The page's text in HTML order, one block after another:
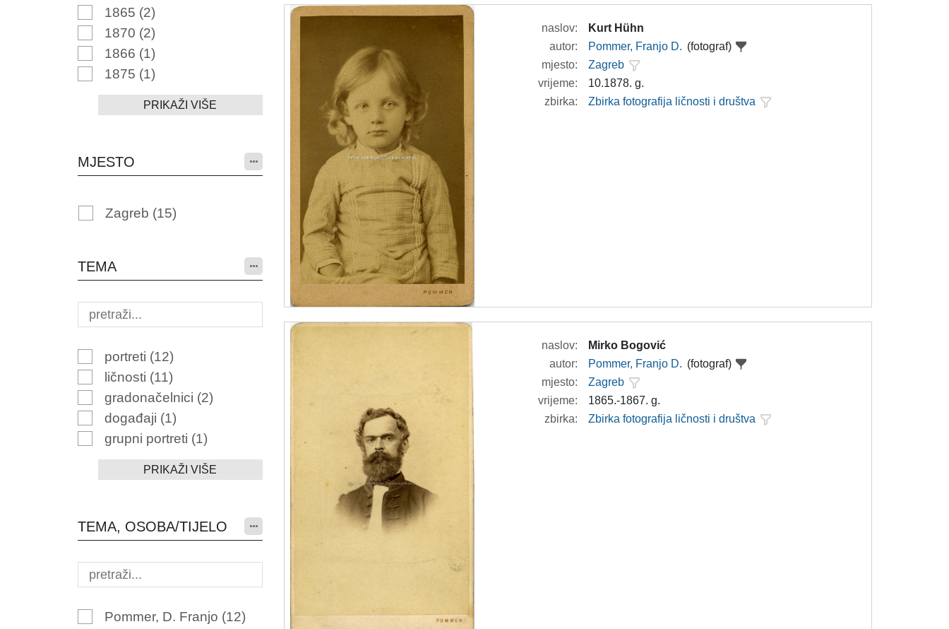
1865 (2)
1870 (2)
1866 (1)
1875 (1)
PRIKAŽI VIŠE
MJESTO
Zagreb (15)
TEMA
portreti (12)
ličnosti (11)
gradonačelnici (2)
događaji (1)
grupni portreti (1)
PRIKAŽI VIŠE
TEMA, OSOBA/TIJELO
Pommer, D. Franjo (12)
naslov:
Kurt Hühn
autor:
Pommer, Franjo D. (fotograf)
mjesto:
Zagreb
vrijeme:
10.1878. g.
zbirka:
Zbirka fotografija ličnosti i društva
naslov:
Mirko Bogović
autor:
Pommer, Franjo D. (fotograf)
mjesto:
Zagreb
vrijeme:
1865.-1867. g.
zbirka:
Zbirka fotografija ličnosti i društva